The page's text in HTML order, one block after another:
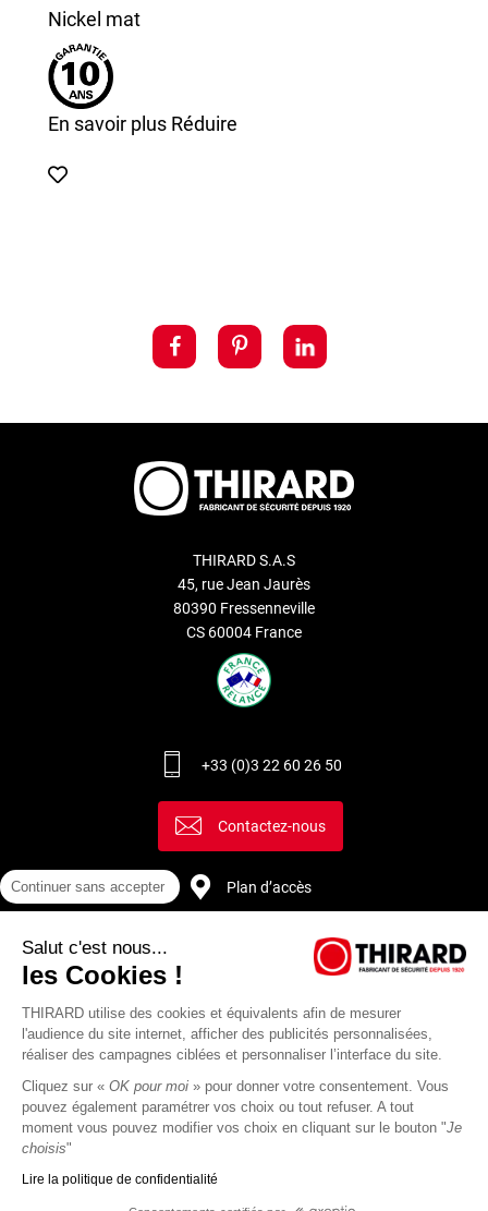
Nickel mat
En savoir plus Réduire
THIRARD S.A.S
45, rue Jean Jaurès
80390 Fressenneville
CS 60004 France
+33 (0)3 22 60 26 50
Contactez-nous
Plan d’accès
Continuer sans accepter
Salut c'est nous...
les Cookies !
THIRARD utilise des cookies et équivalents afin de mesurer
l'audience du site internet, afficher des publicités personnalisées,
réaliser des campagnes ciblées et personnaliser l’interface du site.
Cliquez sur « OK pour moi » pour donner votre consentement. Vous
pouvez également paramétrer vos choix ou tout refuser. A tout
moment vous pouvez modifier vos choix en cliquant sur le bouton "Je
choisis"
Lire la politique de confidentialité